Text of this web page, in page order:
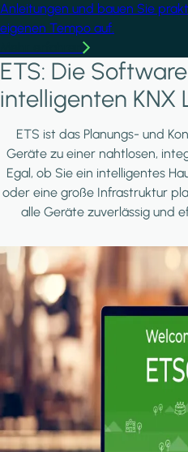
Anleitungen und bauen Sie
eigenen Tempo auf.
ETS: Die
intelligenten KNX
ETS ist das Planungs- und
Geräte zu einer nahtlosen,
Egal, ob Sie ein intelligentes
oder eine große Infrastruktur
alle Geräte zuverlässig und
Image